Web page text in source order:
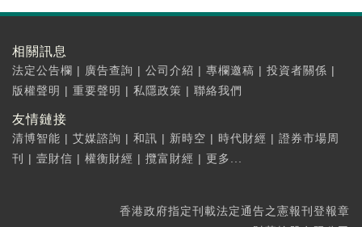
相關訊息
法定公告欄 | 廣告查詢 | 公司介紹 | 專欄邀稿 | 投資者關係 |
版權聲明 | 重要聲明 | 私隱政策 | 聯絡我們
友情鏈接
清博智能 | 艾媒諮詢 | 和訊 | 新時空 | 時代財經 | 證券市場周
刊
| 壹財信 | 權衡財經 | 攬富財經 | 更多...
香港政府指定刊載法定通告之憲報刊登報章